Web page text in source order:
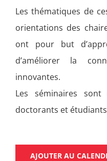
Les thématiques de
orientations des
ont pour but
d’améliorer la
innovantes.
Les séminaires sont
doctorants et
AJOUTER AU